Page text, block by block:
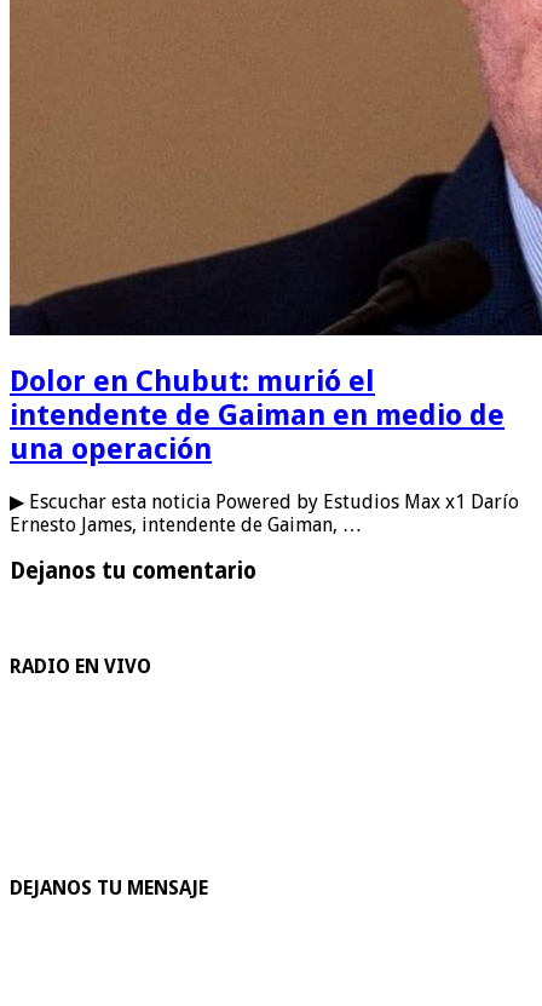
Dolor en Chubut: murió el
intendente de Gaiman en medio de
una operación
▶ Escuchar esta noticia Powered by Estudios Max x1 Darío
Ernesto James, intendente de Gaiman, …
Dejanos tu comentario
RADIO EN VIVO
DEJANOS TU MENSAJE